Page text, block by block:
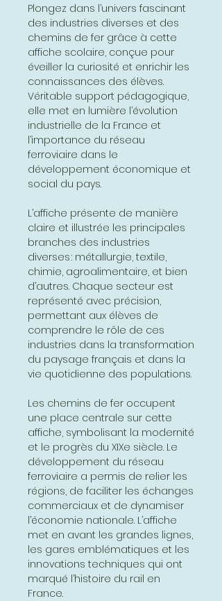
Plongez dans l’univers fascinant
des industries diverses et des
chemins de fer grâce à cette
affiche scolaire, conçue pour
éveiller la curiosité et enrichir les
connaissances des élèves.
Véritable support pédagogique,
elle met en lumière l’évolution
industrielle de la France et
l’importance du réseau
ferroviaire dans le
développement économique et
social du pays.
L’affiche présente de manière
claire et illustrée les principales
branches des industries
diverses : métallurgie, textile,
chimie, agroalimentaire, et bien
d’autres. Chaque secteur est
représenté avec précision,
permettant aux élèves de
comprendre le rôle de ces
industries dans la transformation
du paysage français et dans la
vie quotidienne des populations.
Les chemins de fer occupent
une place centrale sur cette
affiche, symbolisant la modernité
et le progrès du XIXe siècle. Le
développement du réseau
ferroviaire a permis de relier les
régions, de faciliter les échanges
commerciaux et de dynamiser
l’économie nationale. L’affiche
met en avant les grandes lignes,
les gares emblématiques et les
innovations techniques qui ont
marqué l’histoire du rail en
France.